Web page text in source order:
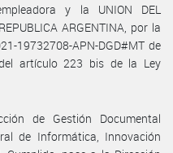
y la UNION DEL
ARGENTINA, por la
19732708-APN-DGD#MT de
artículo 223 bis de la Ley
de Gestión Documental
de Informática, Innovación